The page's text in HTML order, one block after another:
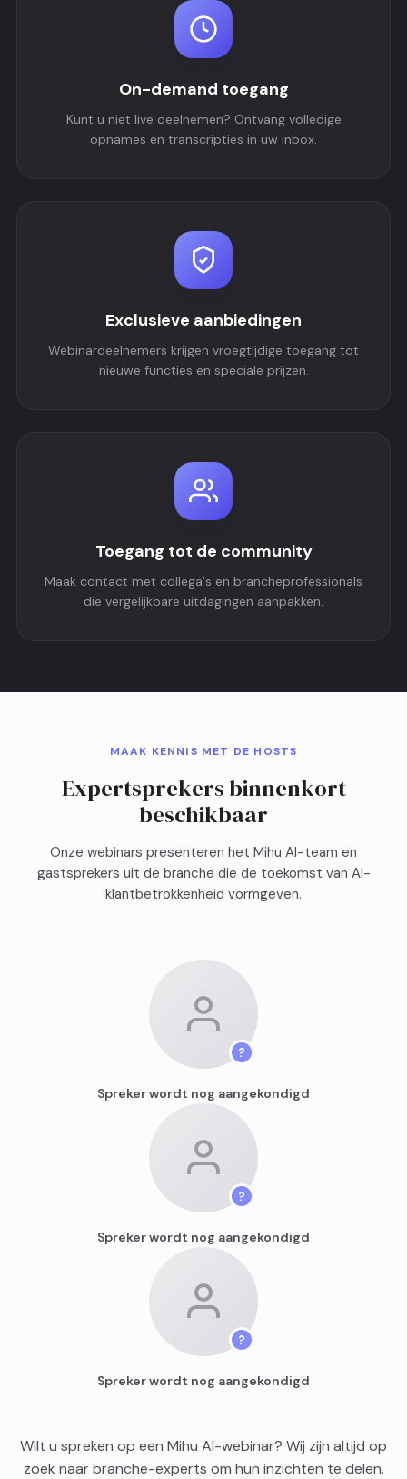
On-demand toegang
Kunt u niet live deelnemen? Ontvang volledige
opnames en transcripties in uw inbox.
Exclusieve aanbiedingen
Webinardeelnemers krijgen vroegtijdige toegang tot
nieuwe functies en speciale prijzen.
Toegang tot de community
Maak contact met collega's en brancheprofessionals
die vergelijkbare uitdagingen aanpakken.
MAAK KENNIS MET DE HOSTS
Expertsprekers binnenkort
beschikbaar
Onze webinars presenteren het Mihu AI-team en
gastsprekers uit de branche die de toekomst van AI-
klantbetrokkenheid vormgeven.
Spreker wordt nog aangekondigd
Spreker wordt nog aangekondigd
Spreker wordt nog aangekondigd
Wilt u spreken op een Mihu AI-webinar? Wij zijn altijd op
zoek naar branche-experts om hun inzichten te delen.